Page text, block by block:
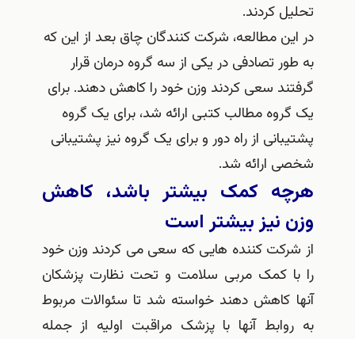
کردند.
مطالعه، شرکت کنندگان چاق بعد از این که
تصادفی در یکی از سه گروه درمان قرار
سعی کردند وزن خود را کاهش دهند. برای
مطالب کتبی ارائه شد، برای یک گروه
از راه دور و برای یک گروه نیز پشتیبانی
ارائه شد.
کمک بیشتر باشد، کاهش
نیز بیشتر است
کننده هایی که سعی می کردند وزن خود
کمک مربی سلامت و تحت نظارت پزشکان
کاهش دهند خواسته شد تا سئوالات مربوط
آنها با پزشک مراقبت اولیه از جمله